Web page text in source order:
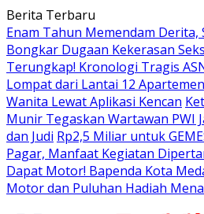
Langsung
ke
konten
Berita Terbaru
Enam Tahun Memendam Derita,
Bongkar Dugaan Kekerasan
Terungkap! Kronologi Tragis
Lompat dari Lantai 12
Wanita Lewat Aplikasi Kencan
Munir Tegaskan Wartawan PWI
dan Judi Rp2,5 Miliar untuk
Pagar, Manfaat Kegiatan
Dapat Motor! Bapenda Kota
Motor dan Puluhan Hadiah